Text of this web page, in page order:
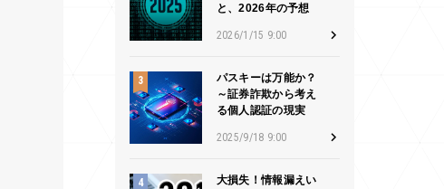
と、2026年の予想
2026/1/15 9:00
パスキーは万能か？
～証券詐欺から考え
る個人認証の現実
2025/9/18 9:00
大損失！情報漏えい